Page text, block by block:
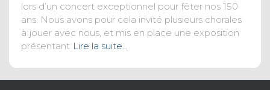
lors d’un concert exceptionnel pour fêter nos 150
ans. Nous avons pour cela invité plusieurs chorales
à jouer avec nous, et mis en place une exposition
présentant Lire la suite…